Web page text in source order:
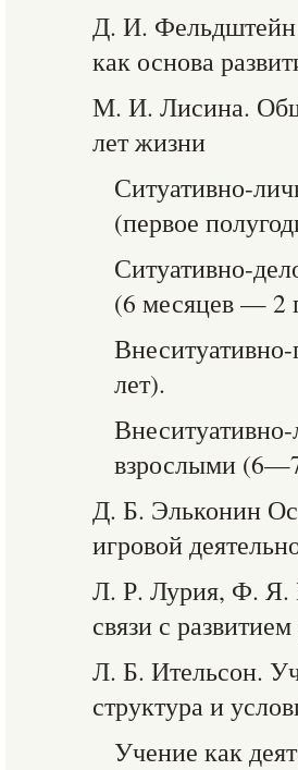
Д. И. Фельдштейн
как основа
М. И. Лисина.
лет жизни
Ситуативно-
(первое
Ситуативно-
(6 месяцев — 2
лет).
взрослыми
Д. Б. Эльконин
игровой
Л. Р. Лурия, Ф. Я.
связи с
Л. Б. Ительсон.
структура и
Учение как